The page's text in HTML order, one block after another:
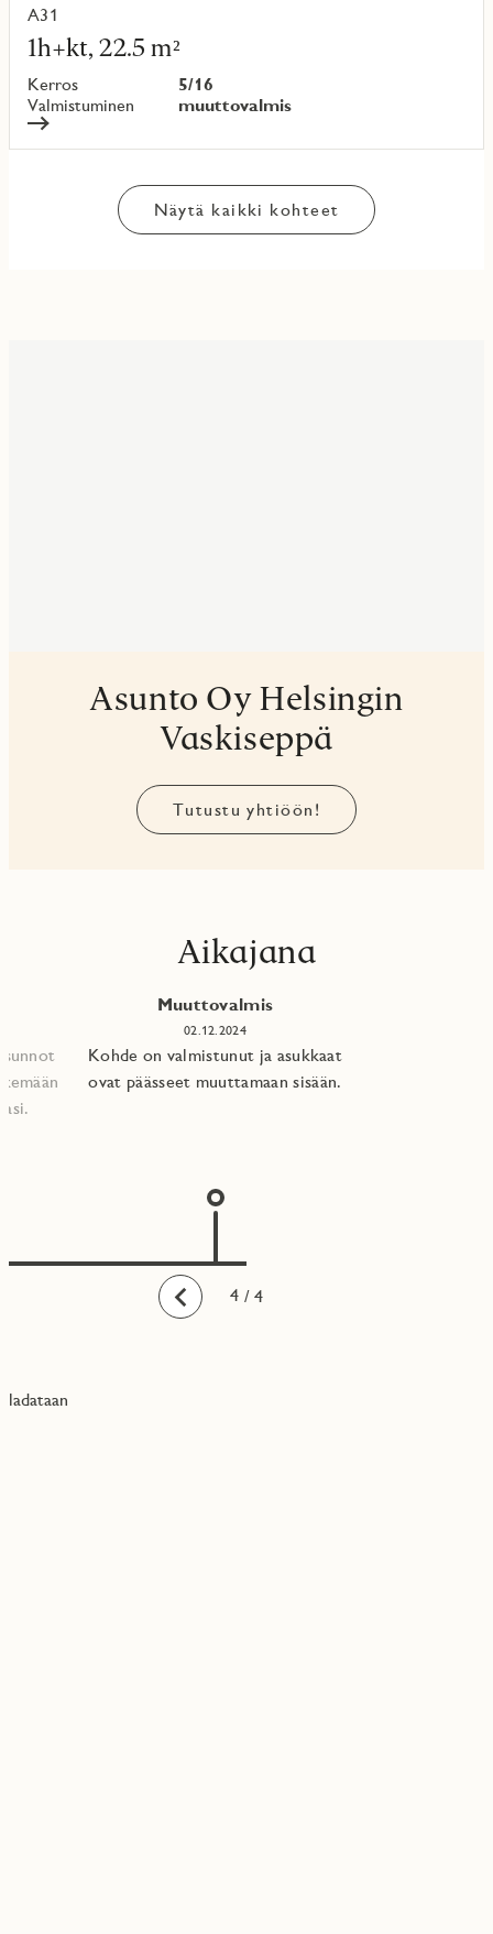
A31
1h+kt, 22.5 m²
Kerros
5/16
Valmistuminen
muuttovalmis
Lue
lisää
kohteesta
Näytä kaikki kohteet
Asunto Oy Helsingin
Vaskiseppä
Tutustu yhtiöön!
Aikajana
Taaksepäin
Muuttovalmis
02.12.2024
Kohde on valmistunut ja asukkaat
ovat päässeet muuttamaan sisään.
1
2
3
4 / 4
ladataan